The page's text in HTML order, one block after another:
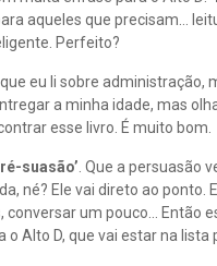
aqueles que precisam…
Perfeito?
eu li sobre administração,
a minha idade, mas
esse livro. É muito bom.
suasão’ . Que a persuasão
né? Ele vai direto ao
um pouco… Então
Alto D, que vai estar na lista